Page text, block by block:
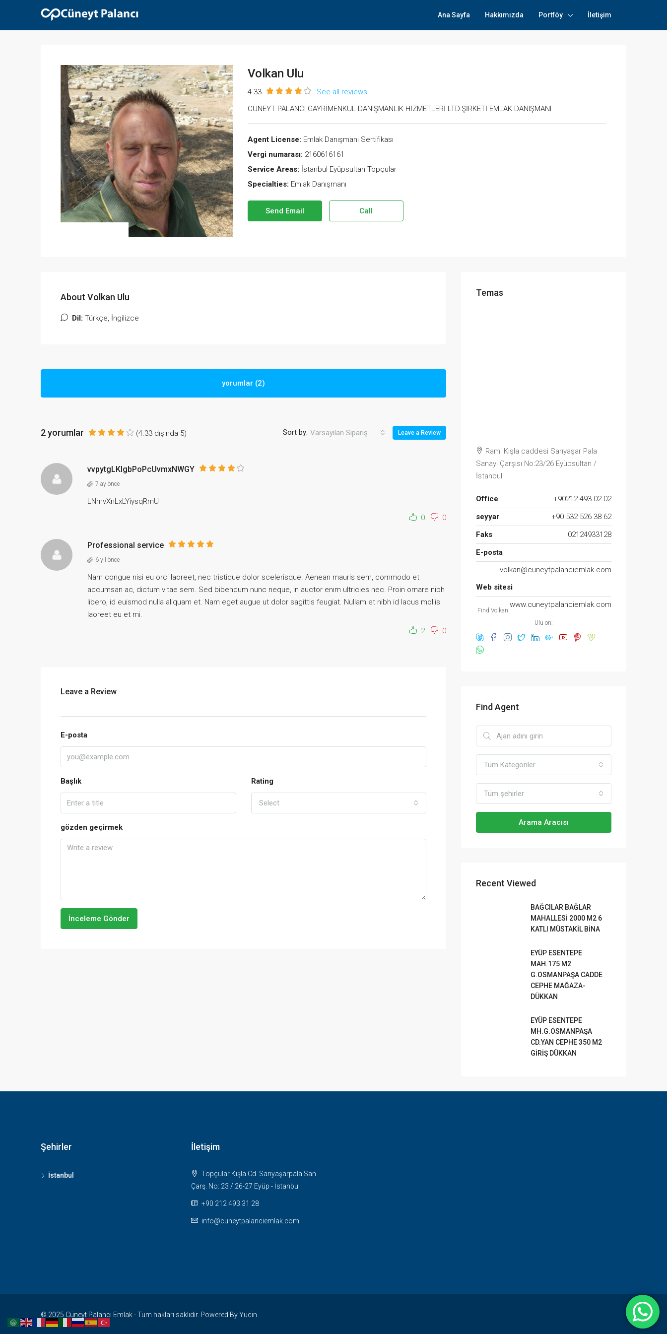
Ana Sayfa Hakkımızda Portföy İletişim
Volkan Ulu
4.33
See all reviews
CÜNEYT PALANCI GAYRİMENKUL DANIŞMANLIK HİZMETLERİ LTD.ŞİRKETİ EMLAK DANIŞMANI
Agent License: Emlak Danışmanı Sertifikası
Vergi numarası: 2160616161
Service Areas: İstanbul Eyüpsultan Topçular
Specialties: Emlak Danışmanı
Send Email Call
About Volkan Ulu
Dil: Türkçe, İngilizce
yorumlar (2)
2 yorumlar (4.33 dışında 5) Sort by: Varsayılan Sipariş Leave a Review
vvpytgLKIgbPoPcUvmxNWGY
7 ay önce
LNmvXnLxLYiysqRmU
0
0
Professional service
6 yıl önce
Nam congue nisi eu orci laoreet, nec tristique dolor scelerisque. Aenean mauris sem, commodo et
accumsan ac, dictum vitae sem. Sed bibendum nunc neque, in auctor enim ultricies nec. Proin ornare nibh
libero, id euismod nulla aliquam et. Nam eget augue ut dolor sagittis feugiat. Nullam et nibh id lacus mollis
laoreet eu et mi.
2
0
Leave a Review
E-posta
Başlık Rating
Select
gözden geçirmek
İnceleme Gönder
Temas
Rami Kışla caddesi Sarıyaşar Pala
Sanayi Çarşısı No:23/26 Eyüpsultan /
İstanbul
Office
+90212 493 02 02
seyyar
+90 532 526 38 62
Faks
02124933128
E-posta
volkan@cuneytpalanciemlak.com
Web sitesi
www.cuneytpalanciemlak.com
Find Volkan
Ulu on:
Find Agent
Tüm Kategoriler
Tüm şehirler
Arama Aracısı
Recent Viewed
BAĞCILAR BAĞLAR
MAHALLESİ 2000 M2 6
KATLI MÜSTAKİL BİNA
EYÜP ESENTEPE
MAH.175 M2
G.OSMANPAŞA CADDE
CEPHE MAĞAZA-
DÜKKAN
EYÜP ESENTEPE
MH.G.OSMANPAŞA
CD.YAN CEPHE 350 M2
GİRİŞ DÜKKAN
Şehirler
İstanbul
İletişim
Topçular Kışla Cd. Sarıyaşarpala San.
Çarş. No: 23 / 26-27 Eyüp - İstanbul
+90 212 493 31 28
info@cuneytpalanciemlak.com
© 2025 Cüneyt Palancı Emlak - Tüm hakları saklıdır. Powered By Yucin